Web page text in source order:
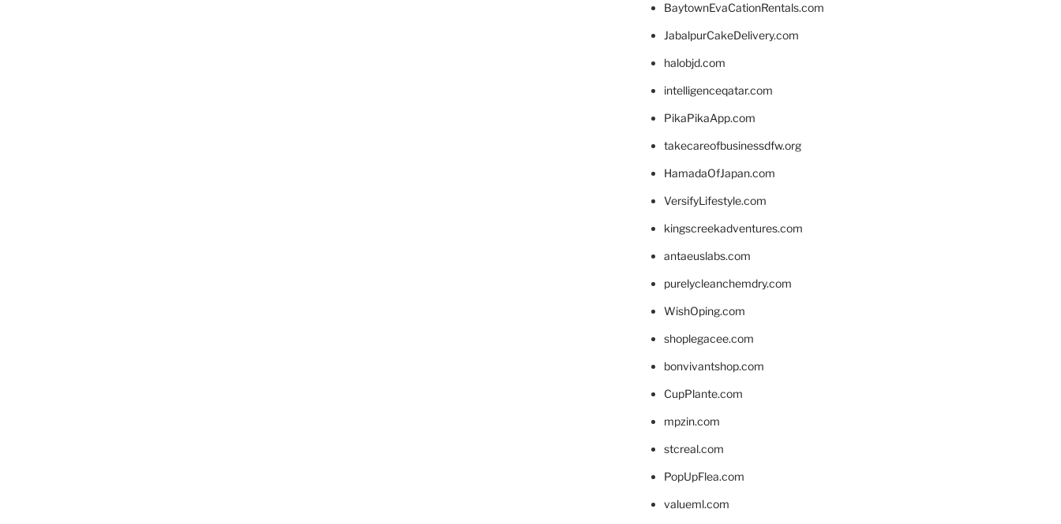
BaytownEvaCationRentals.com
JabalpurCakeDelivery.com
halobjd.com
intelligenceqatar.com
PikaPikaApp.com
takecareofbusinessdfw.org
HamadaOfJapan.com
VersifyLifestyle.com
kingscreekadventures.com
antaeuslabs.com
purelycleanchemdry.com
WishOping.com
shoplegacee.com
bonvivantshop.com
CupPlante.com
mpzin.com
stcreal.com
PopUpFlea.com
valueml.com